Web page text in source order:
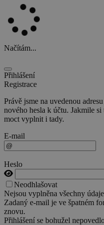
Načítám...
Přihlášení
Registrace
Právě jsme na uvedenou
nového hesla k účtu. Jakmile
moct vyplnit i tady.
E-mail
Heslo
Neodhlašovat
Nejsou vyplněna všechny údaje
Zadaný e-mail je ve špatném
znovu.
Přihlášení se bohužel